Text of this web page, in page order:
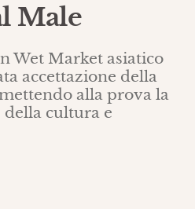
Male
Wet Market asiatico
accettazione della
alla prova la
cultura e